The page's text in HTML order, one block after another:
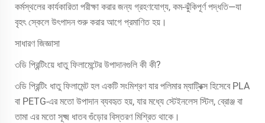
কর্মস্থলের কার্যকারিতা পরীক্ষা করার জন্য গ্রহণযোগ্য, কম-ঝুঁকিপূর্ণ পদ্ধতি—যা
বৃহৎ স্কেলে উৎপাদন শুরু করার আগে প্রমাণিত হয়।
সাধারণ জিজ্ঞাসা
৩ডি প্রিন্টিংয়ে ধাতু ফিলামেন্টের উপাদানগুলি কী কী?
৩ডি প্রিন্টিং ধাতু ফিলামেন্ট হল একটি সংমিশ্রণ যার পলিমার ম্যাট্রিক্স হিসেবে PLA
বা PETG-এর মতো উপাদান ব্যবহৃত হয়, যার মধ্যে স্টেইনলেস স্টিল, ব্রোঞ্জ বা
তামা এর মতো সূক্ষ্ম ধাতব গুঁড়োর বিস্তরণ মিশ্রিত থাকে।